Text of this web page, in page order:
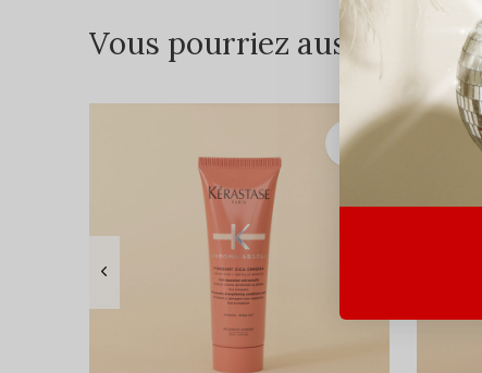
Vous pourriez aussi aimer...